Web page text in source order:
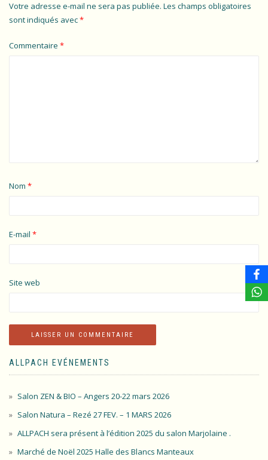
Votre adresse e-mail ne sera pas publiée. Les champs obligatoires
sont indiqués avec*
Commentaire *
Nom *
E-mail *
Site web
ALLPACH EVÉNEMENTS
Salon ZEN & BIO – Angers 20-22 mars 2026
Salon Natura – Rezé 27 FEV. – 1 MARS 2026
ALLPACH sera présent à l’édition 2025 du salon Marjolaine .
Marché de Noël 2025 Halle des Blancs Manteaux